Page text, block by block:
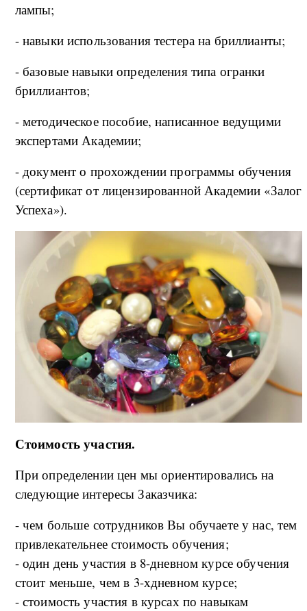
лампы;
- навыки использования тестера на бриллианты;
- базовые навыки определения типа огранки
бриллиантов;
- методическое пособие, написанное ведущими
экспертами Академии;
- документ о прохождении программы обучения
(сертификат от лицензированной Академии «Залог
Успеха»).
Стоимость участия.
При определении цен мы ориентировались на
следующие интересы Заказчика:
- чем больше сотрудников Вы обучаете у нас, тем
привлекательнее стоимость обучения;
- один день участия в 8-дневном курсе обучения
стоит меньше, чем в 3-хдневном курсе;
- стоимость участия в курсах по навыкам